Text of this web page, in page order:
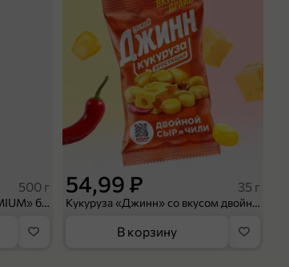
500 г
Рис «TaMashAe MIADI PREMIUM» басмати пропаренный, 500 г
54,99 ₽ 35 г
Кукуруза «Джинн» со вкусом двойного сыра и чили, 35 г
В корзину